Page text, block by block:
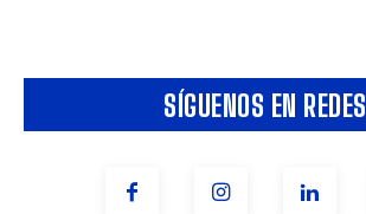
SÍGUENOS EN REDES